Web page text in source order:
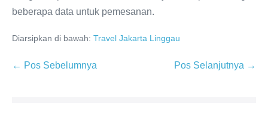
beberapa data untuk pemesanan.
Diarsipkan di bawah: Travel Jakarta Linggau
← Pos Sebelumnya Pos Selanjutnya →